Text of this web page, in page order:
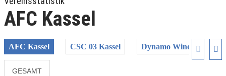
AFC Kassel
AFC Kassel CSC 03 Kassel Dynamo Windrad KS
GESAMT